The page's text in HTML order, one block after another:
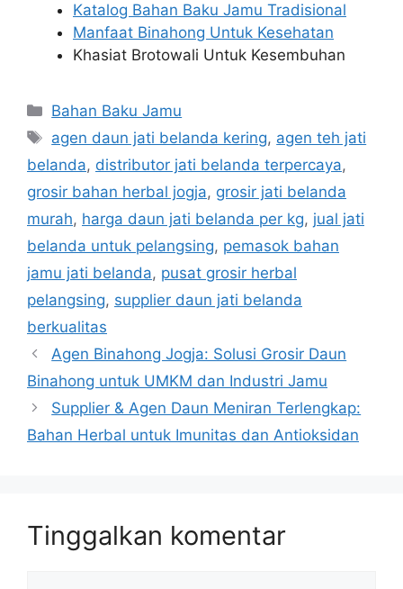
Katalog Bahan Baku Jamu Tradisional
Manfaat Binahong Untuk Kesehatan
Khasiat Brotowali Untuk Kesembuhan
Kategori
Bahan Baku Jamu
Tag
agen daun jati belanda kering, agen teh jati
belanda, distributor jati belanda terpercaya,
grosir bahan herbal jogja, grosir jati belanda
murah, harga daun jati belanda per kg, jual jati
belanda untuk pelangsing, pemasok bahan
jamu jati belanda, pusat grosir herbal
pelangsing, supplier daun jati belanda
berkualitas
Agen Binahong Jogja: Solusi Grosir Daun
Binahong untuk UMKM dan Industri Jamu
Supplier & Agen Daun Meniran Terlengkap:
Bahan Herbal untuk Imunitas dan Antioksidan
Tinggalkan komentar